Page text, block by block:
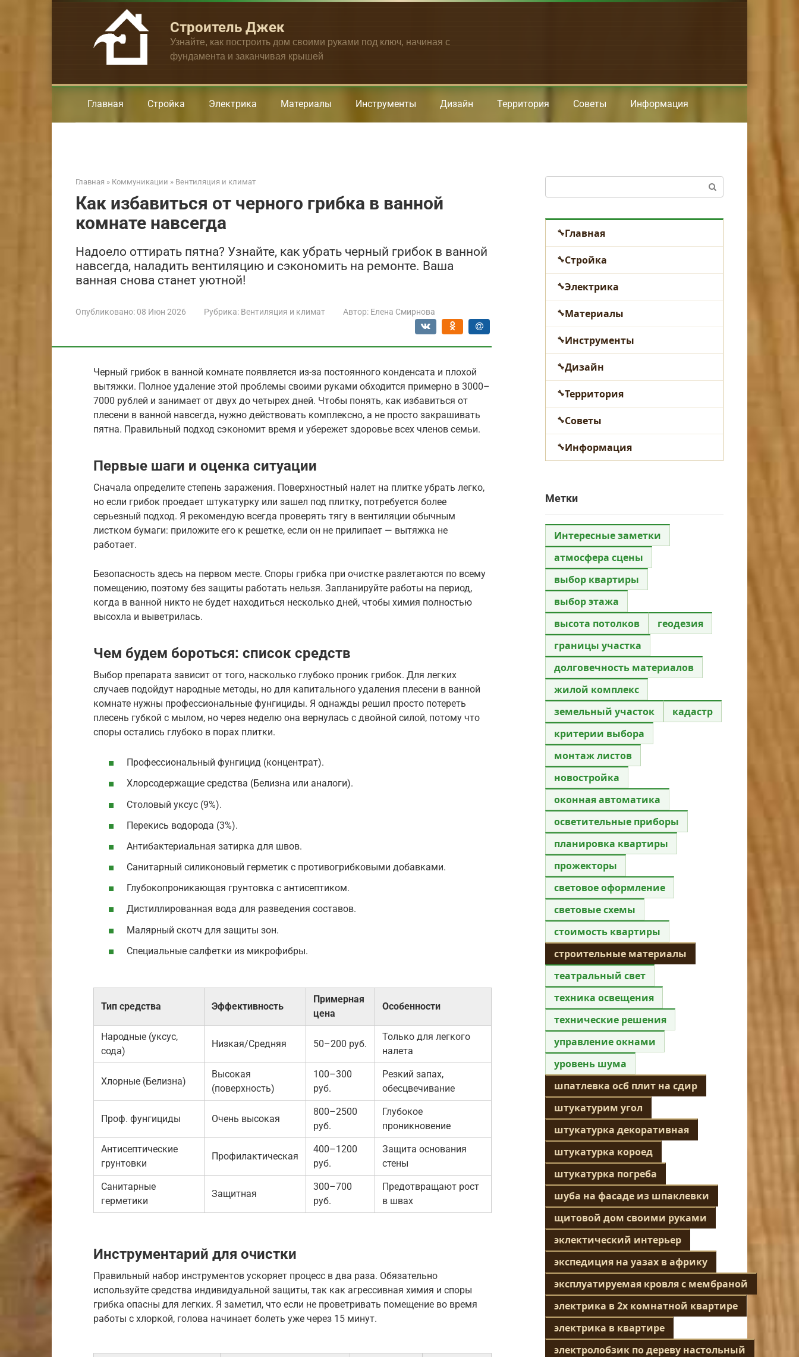
Строитель Джек
Узнайте, как построить дом своими руками под ключ, начиная с
фундамента и заканчивая крышей
Главная Стройка Электрика Материалы Инструменты Дизайн Территория Советы Информация
Главная » Коммуникации » Вентиляция и климат
Как избавиться от черного грибка в ванной
комнате навсегда
Надоело оттирать пятна? Узнайте, как убрать черный грибок в ванной
навсегда, наладить вентиляцию и сэкономить на ремонте. Ваша
ванная снова станет уютной!
Опубликовано: 08 Июн 2026 Рубрика: Вентиляция и климат Автор: Елена Смирнова
Черный грибок в ванной комнате появляется из-за постоянного конденсата и плохой
вытяжки. Полное удаление этой проблемы своими руками обходится примерно в 3000–
7000 рублей и занимает от двух до четырех дней. Чтобы понять, как избавиться от
плесени в ванной навсегда, нужно действовать комплексно, а не просто закрашивать
пятна. Правильный подход сэкономит время и убережет здоровье всех членов семьи.
Первые шаги и оценка ситуации
Сначала определите степень заражения. Поверхностный налет на плитке убрать легко,
но если грибок проедает штукатурку или зашел под плитку, потребуется более
серьезный подход. Я рекомендую всегда проверять тягу в вентиляции обычным
листком бумаги: приложите его к решетке, если он не прилипает — вытяжка не
работает.
Безопасность здесь на первом месте. Споры грибка при очистке разлетаются по всему
помещению, поэтому без защиты работать нельзя. Запланируйте работы на период,
когда в ванной никто не будет находиться несколько дней, чтобы химия полностью
высохла и выветрилась.
Чем будем бороться: список средств
Выбор препарата зависит от того, насколько глубоко проник грибок. Для легких
случаев подойдут народные методы, но для капитального удаления плесени в ванной
комнате нужны профессиональные фунгициды. Я однажды решил просто потереть
плесень губкой с мылом, но через неделю она вернулась с двойной силой, потому что
споры остались глубоко в порах плитки.
Профессиональный фунгицид (концентрат).
Хлорсодержащие средства (Белизна или аналоги).
Столовый уксус (9%).
Перекись водорода (3%).
Антибактериальная затирка для швов.
Санитарный силиконовый герметик с противогрибковыми добавками.
Глубокопроникающая грунтовка с антисептиком.
Дистиллированная вода для разведения составов.
Малярный скотч для защиты зон.
Специальные салфетки из микрофибры.
Тип средства Эффективность
Примерная
цена
Особенности
Народные (уксус,
сода)
Низкая/Средняя 50–200 руб.
Только для легкого
налета
Хлорные (Белизна)
Высокая
(поверхность)
100–300
руб.
Резкий запах,
обесцвечивание
Проф. фунгициды Очень высокая
800–2500
руб.
Глубокое
проникновение
Антисептические
грунтовки
Профилактическая
400–1200
руб.
Защита основания
стены
Санитарные
герметики
Защитная
300–700
руб.
Предотвращают рост
в швах
Инструментарий для очистки
Правильный набор инструментов ускоряет процесс в два раза. Обязательно
используйте средства индивидуальной защиты, так как агрессивная химия и споры
грибка опасны для легких. Я заметил, что если не проветривать помещение во время
работы с хлоркой, голова начинает болеть уже через 15 минут.
Главная
Стройка
Электрика
Материалы
Инструменты
Дизайн
Территория
Советы
Информация
Метки
Интересные заметки
атмосфера сцены
выбор квартиры
выбор этажа
высота потолков
геодезия
границы участка
долговечность материалов
жилой комплекс
земельный участок
кадастр
критерии выбора
монтаж листов
новостройка
оконная автоматика
осветительные приборы
планировка квартиры
прожекторы
световое оформление
световые схемы
стоимость квартиры
строительные материалы
театральный свет
техника освещения
технические решения
управление окнами
уровень шума
шпатлевка осб плит на сдир
штукатурим угол
штукатурка декоративная
штукатурка короед
штукатурка погреба
шуба на фасаде из шпаклевки
щитовой дом своими руками
эклектический интерьер
экспедиция на уазах в африку
эксплуатируемая кровля с мембраной
электрика в 2х комнатной квартире
электрика в квартире
электролобзик по дереву настольный